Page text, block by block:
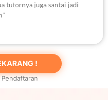
tutornya juga santai jadi
!